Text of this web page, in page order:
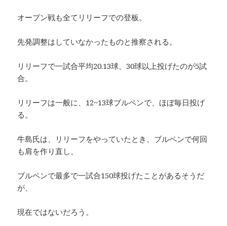
オープン戦も全てリリーフでの登板。
先発調整はしていなかったものと推察される。
リリーフで一試合平均20.13球、30球以上投げたのが5試
合。
リリーフは一般に、12~13球ブルペンで、ほぼ毎日投げ
る。
牛島氏は、リリーフをやっていたとき、ブルペンで何回
も肩を作り直し、
ブルペンで最多で一試合150球投げたことがあるそうだ
が、
現在ではないだろう。